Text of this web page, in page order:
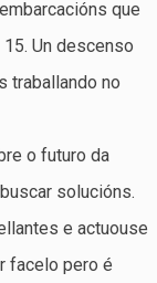
que
Un descenso
traballando no
o futuro da
solucións.
e actuouse
facelo pero é